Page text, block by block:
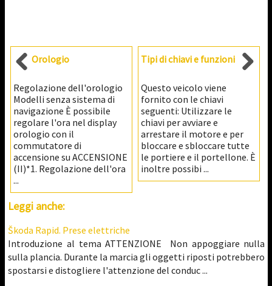
Orologio
Regolazione dell'orologio
Modelli senza sistema di
navigazione È possibile
regolare l'ora nel display
orologio con il
commutatore di
accensione su ACCENSIONE
(II)*1. Regolazione dell'ora
...
Tipi di chiavi e funzioni
Questo veicolo viene
fornito con le chiavi
seguenti: Utilizzare le
chiavi per avviare e
arrestare il motore e per
bloccare e sbloccare tutte
le portiere e il portellone. È
inoltre possibi ...
Leggi anche:
Škoda Rapid. Prese elettriche
Introduzione al tema ATTENZIONE Non appoggiare nulla
sulla plancia. Durante la marcia gli oggetti riposti potrebbero
spostarsi e distogliere l'attenzione del conduc ...